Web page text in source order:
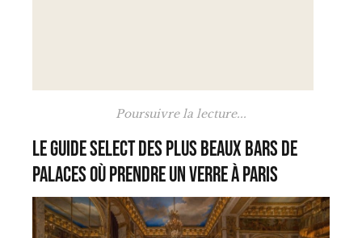
Poursuivre la lecture...
Le Guide Select des plus beaux bars de
palaces où prendre un verre à Paris